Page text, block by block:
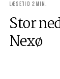
LÆSETID 2 MIN.
Stor
Nexø